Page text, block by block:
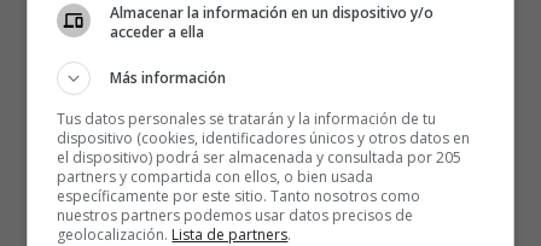
Almacenar la información en un dispositivo y/o
acceder a ella
Más información
Tus datos personales se tratarán y la información de tu
dispositivo (cookies, identificadores únicos y otros datos en
el dispositivo) podrá ser almacenada y consultada por 205
partners y compartida con ellos, o bien usada
específicamente por este sitio. Tanto nosotros como
nuestros partners podemos usar datos precisos de
geolocalización. Lista de partners.